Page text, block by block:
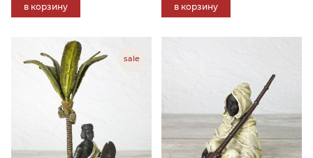
в корзину в корзину